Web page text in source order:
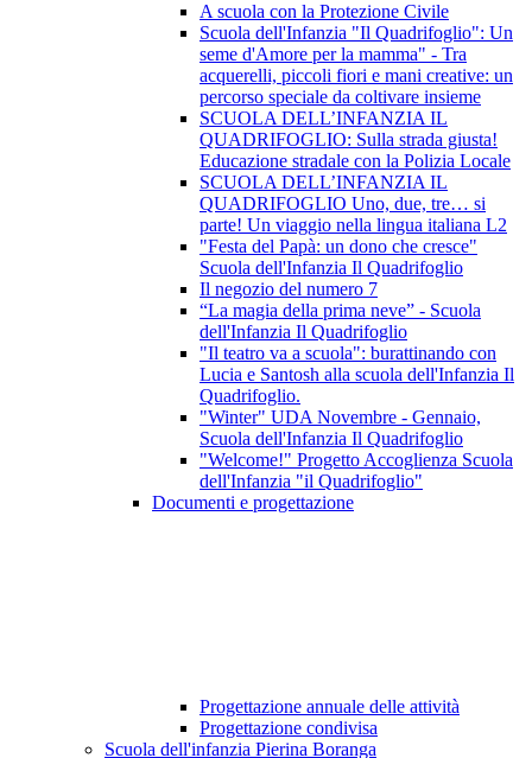
A scuola con la Protezione Civile
Scuola dell'Infanzia "Il Quadrifoglio": Un
seme d'Amore per la mamma" - Tra
acquerelli, piccoli fiori e mani creative: un
percorso speciale da coltivare insieme
SCUOLA DELL’INFANZIA IL
QUADRIFOGLIO: Sulla strada giusta!
Educazione stradale con la Polizia Locale
SCUOLA DELL’INFANZIA IL
QUADRIFOGLIO Uno, due, tre… si
parte! Un viaggio nella lingua italiana L2
"Festa del Papà: un dono che cresce"
Scuola dell'Infanzia Il Quadrifoglio
Il negozio del numero 7
“La magia della prima neve” - Scuola
dell'Infanzia Il Quadrifoglio
"Il teatro va a scuola": burattinando con
Lucia e Santosh alla scuola dell'Infanzia Il
Quadrifoglio.
"Winter" UDA Novembre - Gennaio,
Scuola dell'Infanzia Il Quadrifoglio
"Welcome!" Progetto Accoglienza Scuola
dell'Infanzia "il Quadrifoglio"
Documenti e progettazione
Progettazione annuale delle attività
Progettazione condivisa
Scuola dell'infanzia Pierina Boranga